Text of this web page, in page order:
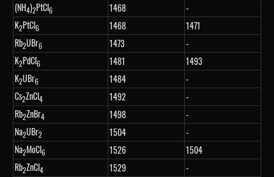
(NH4)2PtCl6 1468
-
K2PtCl6 1468
1471
Rb2UBr6 1473
-
K2PdCl6 1481
1493
K2UBr6 1484
-
Cs2ZnCl4 1492
-
Rb2ZnBr4 1498
-
Na2UBr2 1504
-
Na2MoCl6 1526
1504
Rb2ZnCl4 1529
-